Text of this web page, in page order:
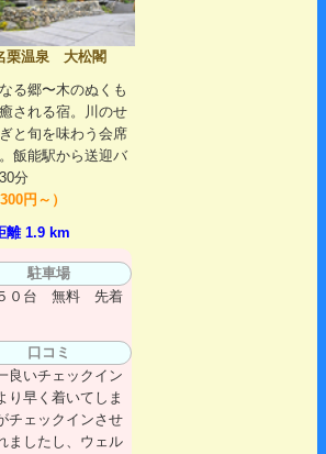
栗温泉 大松閣
る郷〜木のぬくも
される宿。川のせ
と旬を味わう会席
飯能駅から送迎バ
分
円～）
離 1.9 km
駐車場
０台 無料 先着
口コミ
良いチェックイン
り早く着いてしま
チェックインさせ
ましたし、ウェル